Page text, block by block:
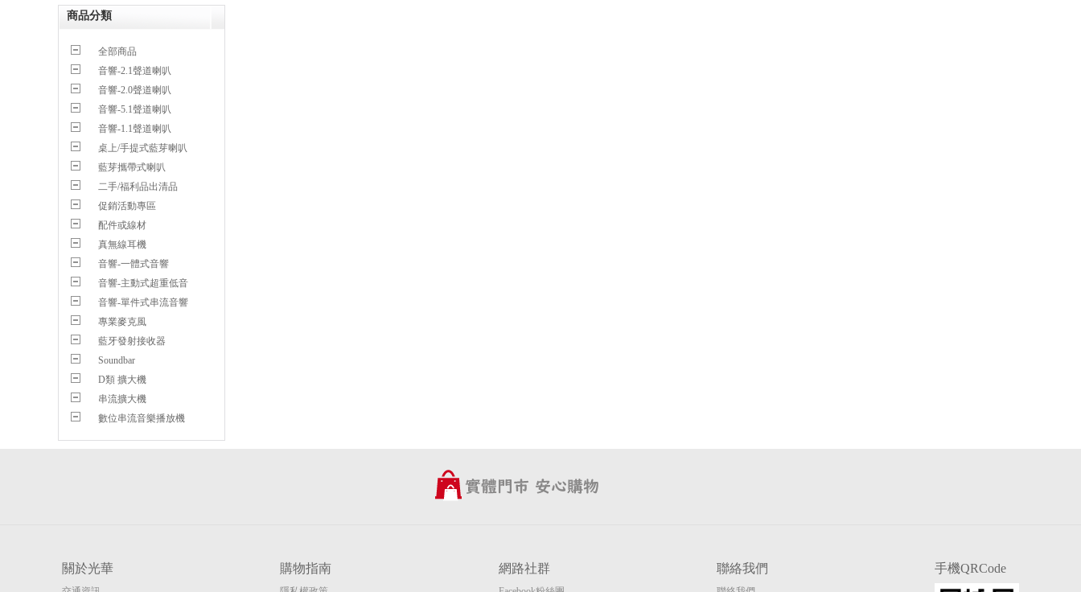
商品分類
全部商品
音響-2.1聲道喇叭
音響-2.0聲道喇叭
音響-5.1聲道喇叭
音響-1.1聲道喇叭
桌上/手提式藍芽喇叭
藍芽攜帶式喇叭
二手/福利品出清品
促銷活動專區
配件或線材
真無線耳機
音響-一體式音響
音響-主動式超重低音
音響-單件式串流音響
專業麥克風
藍牙發射接收器
Soundbar
D類 擴大機
串流擴大機
數位串流音樂播放機
關於光華 購物指南 網路社群 聯絡我們 手機QRCode